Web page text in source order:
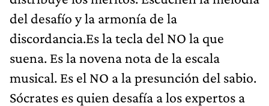
del desafío y la armonía de la
discordancia.Es la tecla del NO la que
suena. Es la novena nota de la escala
musical. Es el NO a la presunción del sabio.
Sócrates es quien desafía a los expertos a